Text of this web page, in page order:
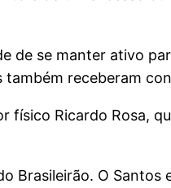
de se manter ativo
receberam
Ricardo Rosa,
Brasileirão. O Santos